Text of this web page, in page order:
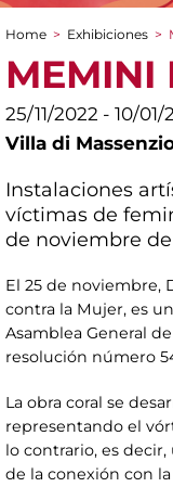
You are here
Home > Exhibiciones >
25/11/2022 - 10/01/
Villa di
Instalaciones
víctimas de
de noviembre de
El 25 de noviembre,
contra la Mujer, es
Asamblea General
resolución número
La obra coral se
representando el
lo contrario, es
de la conexión con